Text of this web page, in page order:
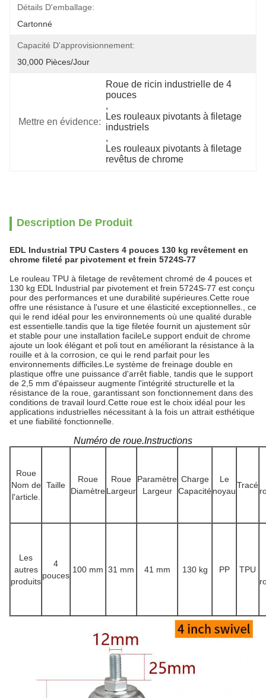
Détails D'emballage:
Cartonné
Capacité D'approvisionnement:
30,000 Pièces/jour
Mettre en évidence:
Roue de ricin industrielle de 4
pouces
,
Les rouleaux pivotants à filetage
industriels
,
Les rouleaux pivotants à filetage
revêtus de chrome
Description De Produit
EDL Industrial TPU Casters 4 pouces 130 kg revêtement en
chrome fileté par pivotement et frein 5724S-77
Le rouleau TPU à filetage de revêtement chromé de 4 pouces et
130 kg EDL Industrial par pivotement et frein 5724S-77 est conçu
pour des performances et une durabilité supérieures.Cette roue
offre une résistance à l'usure et une élasticité exceptionnelles., ce
qui le rend idéal pour les environnements où une qualité durable
est essentielle.tandis que la tige filetée fournit un ajustement sûr
et stable pour une installation facileLe support enduit de chrome
ajoute un look élégant et poli tout en améliorant la résistance à la
rouille et à la corrosion, ce qui le rend parfait pour les
environnements difficiles.Le système de freinage double en
plastique offre une puissance d'arrêt fiable, tandis que le support
de 2,5 mm d'épaisseur augmente l'intégrité structurelle et la
résistance de la roue, garantissant son fonctionnement dans des
conditions de travail lourd.Cette roue est le choix idéal pour les
applications industrielles nécessitant à la fois un attrait esthétique
et une fiabilité fonctionnelle.
Numéro de roue.Instructions
Roue
Nom de
l'article.
Taille
Roue
Diamètre
Roue
Largeur
Paramètre
Largeur
Charge
Capacité
Le
noyau
Tracé
Les
autres
produits
4
pouces
100 mm 31 mm 41 mm 130 kg PP TPU